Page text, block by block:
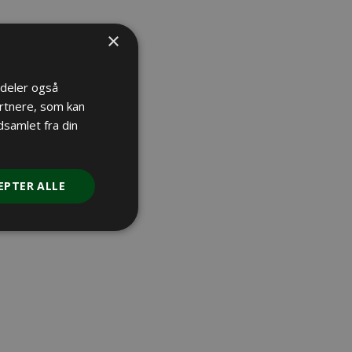
JAGTNYHEDER
×
også
som kan
fra din
ALLE